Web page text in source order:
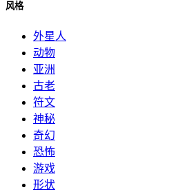
风格
外星人
动物
亚洲
古老
符文
神秘
奇幻
恐怖
游戏
形状